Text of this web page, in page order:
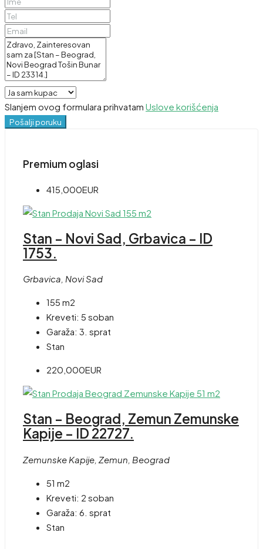
Slanjem ovog formulara prihvatam Uslove korišćenja
Pošalji poruku
Premium oglasi
415,000EUR
Stan – Novi Sad, Grbavica – ID
1753.
Grbavica, Novi Sad
155 m2
Kreveti: 5 soban
Garaža: 3. sprat
Stan
220,000EUR
Stan – Beograd, Zemun Zemunske
Kapije – ID 22727.
Zemunske Kapije, Zemun, Beograd
51 m2
Kreveti: 2 soban
Garaža: 6. sprat
Stan